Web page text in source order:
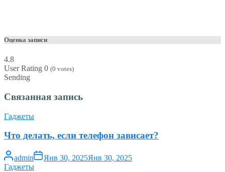
Оценка записи
4.8
User Rating 0 (0 votes)
Sending
Связанная запись
Гаджеты
Что делать, если телефон зависает?
admin Янв 30, 2025Янв 30, 2025
Гаджеты